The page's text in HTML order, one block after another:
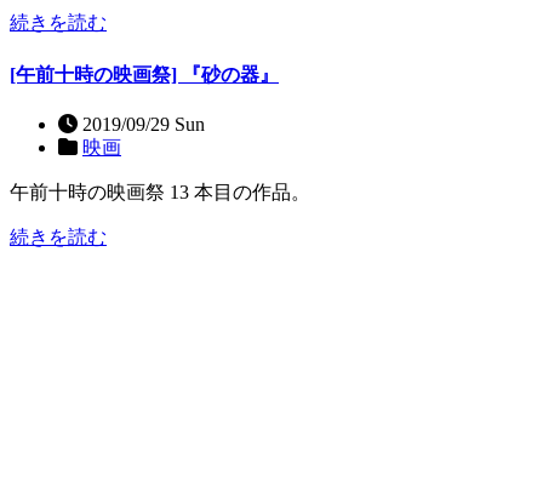
続きを読む
[午前十時の映画祭] 『砂の器』
2019/09/29 Sun
映画
午前十時の映画祭 13 本目の作品。
続きを読む